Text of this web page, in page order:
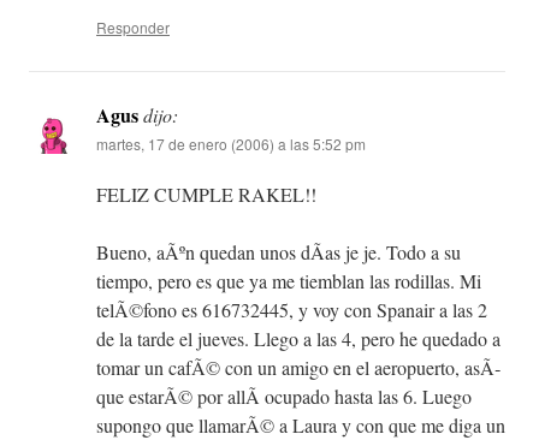
Responder
Agusdijo:
martes, 17 de enero (2006) a las 5:52 pm
FELIZ CUMPLE RAKEL!!
Bueno, aÃºn quedan unos dÃ­as je je. Todo a su
tiempo, pero es que ya me tiemblan las rodillas. Mi
telÃ©fono es 616732445, y voy con Spanair a las 2
de la tarde el jueves. Llego a las 4, pero he quedado a
tomar un cafÃ© con un amigo en el aeropuerto, asÃ­
que estarÃ© por allÃ­ ocupado hasta las 6. Luego
supongo que llamarÃ© a Laura y con que me diga un